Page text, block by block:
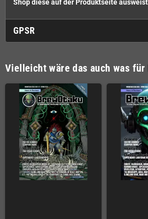
Shop diese auf der Produktseite
GPSR
Vielleicht wäre das auch was für